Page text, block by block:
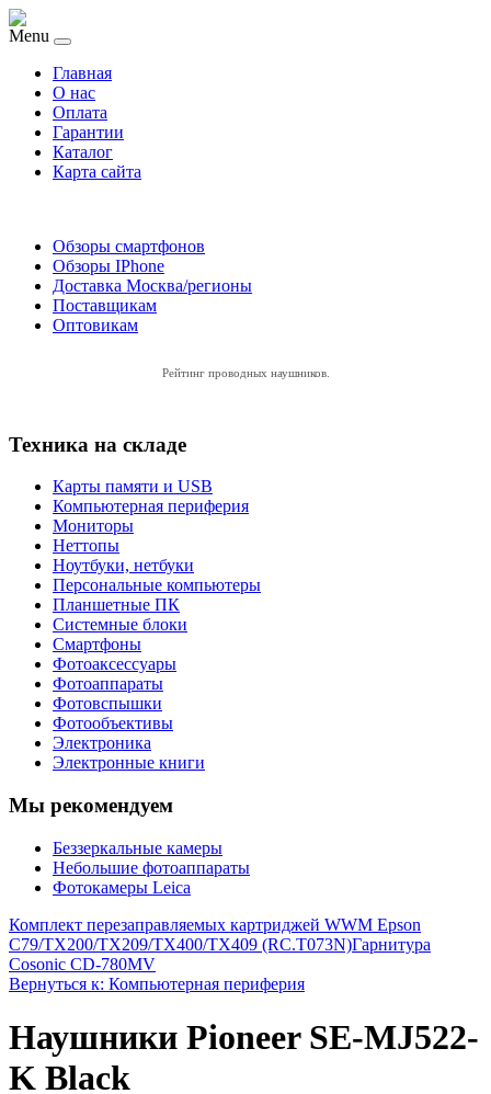
Menu
Главная
O нас
Оплата
Гарантии
Каталог
Карта сайта
Обзоры смартфонов
Обзоры IPhone
Доставка Москва/регионы
Поставщикам
Оптовикам
Рейтинг проводных наушников.
Техника на складе
Карты памяти и USB
Компьютерная периферия
Мониторы
Неттопы
Ноутбуки, нетбуки
Персональные компьютеры
Планшетные ПК
Системные блоки
Смартфоны
Фотоаксессуары
Фотоаппараты
Фотовспышки
Фотообъективы
Электроника
Электронные книги
Мы рекомендуем
Беззеркальные камеры
Небольшие фотоаппараты
Фотокамеры Leica
Комплект перезаправляемых картриджей WWM Epson
C79/TX200/TX209/TX400/TX409 (RC.T073N)Гарнитура
Cosonic CD-780MV
Вернуться к: Компьютерная периферия
Наушники Pioneer SE-MJ522-
K Black